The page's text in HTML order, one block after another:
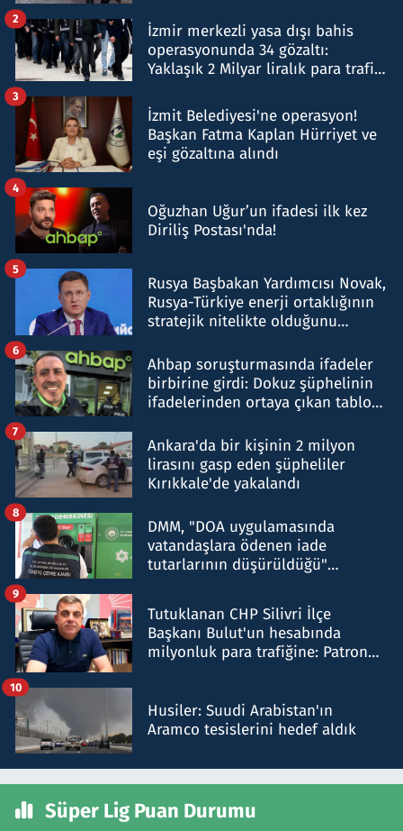
İzmir merkezli yasa dışı bahis
operasyonunda 34 gözaltı:
Yaklaşık 2 Milyar liralık para trafiği
2
İzmit Belediyesi'ne operasyon!
Başkan Fatma Kaplan Hürriyet ve
eşi gözaltına alındı
3
Oğuzhan Uğur’un ifadesi ilk kez
Diriliş Postası'nda!
4
Rusya Başbakan Yardımcısı Novak,
Rusya-Türkiye enerji ortaklığının
stratejik nitelikte olduğunu
5
Ahbap soruşturmasında ifadeler
birbirine girdi: Dokuz şüphelinin
ifadelerinden ortaya çıkan tablo
6
Ankara'da bir kişinin 2 milyon
lirasını gasp eden şüpheliler
Kırıkkale'de yakalandı
7
DMM, "DOA uygulamasında
vatandaşlara ödenen iade
tutarlarının düşürüldüğü"
8
Tutuklanan CHP Silivri İlçe
Başkanı Bulut'un hesabında
milyonluk para trafiğine: Patron
9
Husiler: Suudi Arabistan'ın
Aramco tesislerini hedef aldık
10
Süper Lig Puan Durumu